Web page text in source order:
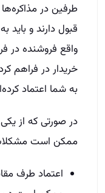
طرفین در
قبول دارند و
واقع فروشنده در
خریدار در فراهم
به شما اعتماد
در صورتی که از
ممکن است
اعتماد طرف